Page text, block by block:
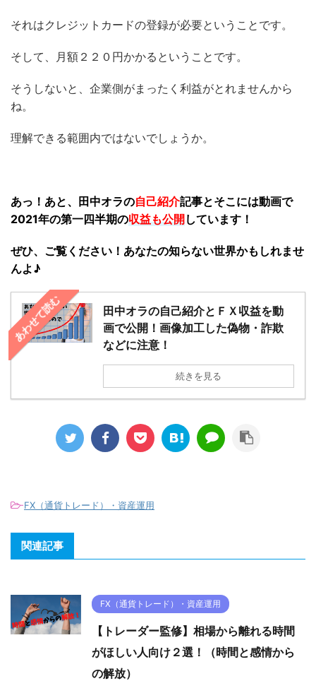
それはクレジットカードの登録が必要ということです。
そして、月額２２０円かかるということです。
そうしないと、企業側がまったく利益がとれませんから
ね。
理解できる範囲内ではないでしょうか。
あっ！あと、田中オラの自己紹介記事とそこには動画で
2021年の第一四半期の収益も公開しています！
ぜひ、ご覧ください！あなたの知らない世界かもしれませ
んよ♪
あわせて読む
田中オラの自己紹介とＦＸ収益を動
画で公開！画像加工した偽物・詐欺
などに注意！
続きを見る
-FX（通貨トレード）・資産運用
関連記事
FX（通貨トレード）・資産運用
【トレーダー監修】相場から離れる時間
がほしい人向け２選！（時間と感情から
の解放）